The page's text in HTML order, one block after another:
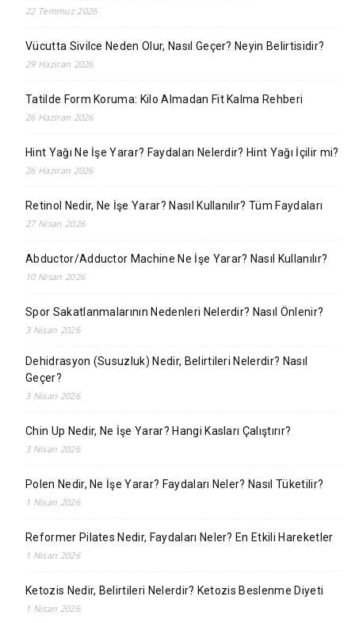
22 Temmuz 2026
Vücutta Sivilce Neden Olur, Nasıl Geçer? Neyin Belirtisidir?
29 Haziran 2026
Tatilde Form Koruma: Kilo Almadan Fit Kalma Rehberi
26 Haziran 2026
Hint Yağı Ne İşe Yarar? Faydaları Nelerdir? Hint Yağı İçilir mi?
26 Haziran 2026
Retinol Nedir, Ne İşe Yarar? Nasıl Kullanılır? Tüm Faydaları
27 Nisan 2026
Abductor/Adductor Machine Ne İşe Yarar? Nasıl Kullanılır?
10 Nisan 2026
Spor Sakatlanmalarının Nedenleri Nelerdir? Nasıl Önlenir?
3 Nisan 2026
Dehidrasyon (Susuzluk) Nedir, Belirtileri Nelerdir? Nasıl
Geçer?
3 Nisan 2026
Chin Up Nedir, Ne İşe Yarar? Hangi Kasları Çalıştırır?
3 Nisan 2026
Polen Nedir, Ne İşe Yarar? Faydaları Neler? Nasıl Tüketilir?
1 Nisan 2026
Reformer Pilates Nedir, Faydaları Neler? En Etkili Hareketler
1 Nisan 2026
Ketozis Nedir, Belirtileri Nelerdir? Ketozis Beslenme Diyeti
1 Nisan 2026